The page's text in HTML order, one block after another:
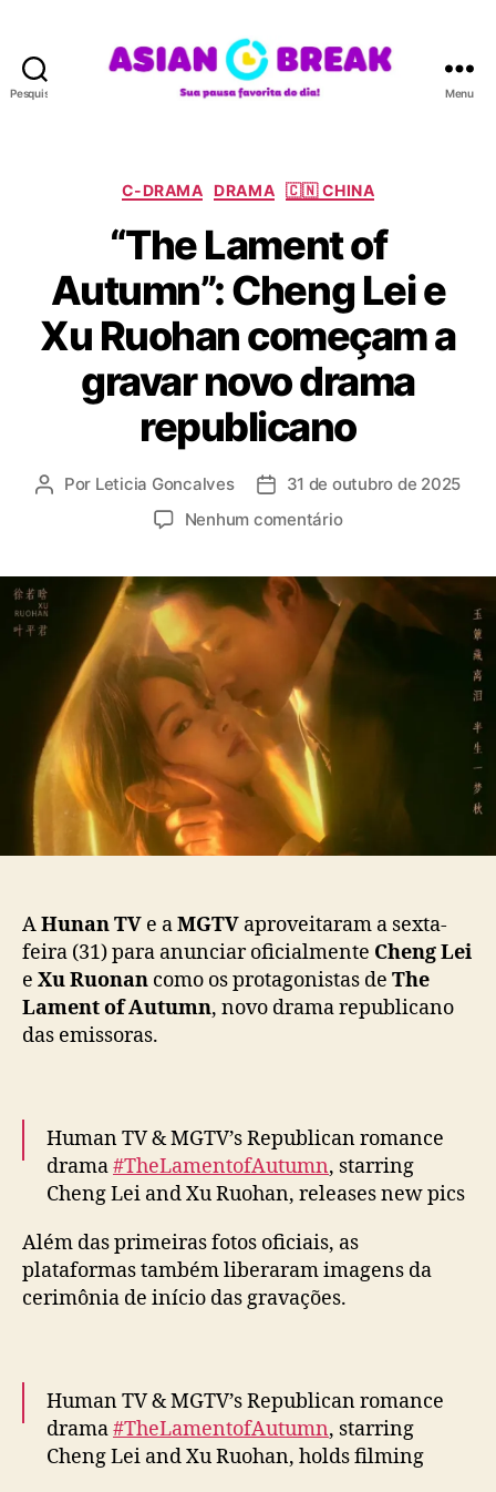
Pesquisar
A
B
R
E
A
K
Menu
C
t
e
g
o
r
a
C-DRAMA DRAMA 🇨🇳 CHINA
“The Lament of
Autumn”: Cheng Lei e
Xu Ruohan começam a
gravar novo drama
republicano
A
r
d
o
t
Por Leticia Goncalves
D
d
e
p
c
a
ç
o
31 de outubro de 2025
Nenhum comentárioe
h
e
A
u
m
n
”
L
e
e
X
u
h
a
c
AHunan TV e aMGTV aproveitaram a sexta-
feira (31) para anunciar oficialmente Cheng Lei
e Xu Ruonan como os protagonistas de The
Lament of Autumn, novo drama republicano
das emissoras.
Human TV & MGTV’s Republican romance
drama#TheLamentofAutumn, starring
Cheng Lei and Xu Ruohan, releases new pics
pic.twitter.com/XXQ0QJPjxv
— cdrama tweets (@dramapotatoe)
Além das primeiras fotos oficiais, as
plataformas também liberaram imagens da
cerimônia de início das gravações.
Human TV & MGTV’s Republican romance
drama#TheLamentofAutumn, starring
Cheng Lei and Xu Ruohan, holds filming